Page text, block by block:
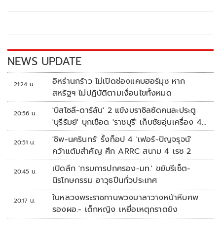
k k
NEWS UPDATE
21:24 น.
อิหร่านกร้าว ไม่เปิดช่องแคบฮอร์มุซ หาก
สหรัฐฯ ไม่ปฏิบัติตามเงื่อนไขทั้งหมด
20:56 น.
'บิสโซลี-ดาร์ลัน' 2 แข้งบราซิลซัดคนละประตู
'บุรีรัมย์' บุกเชือด 'ราชบุรี' เก็บชัยอุ่นเครื่อง 4
นัดรวด
20:51 น.
'ชิพ-นครินทร์' รั้งท็อป 4 'เฟอร์-ปัญจรุจน์'
คว้าแต้มสำคัญ ศึก ARRC สนาม 4 เรซ 2
20:45 น.
เปิดลึก 'กรมการปกครอง-มท.' ขยับรีเซ็ต-
นิรโทษกรรม อาวุธปืนทั่วประเทศ
20:17 น.
ในหลวงพระราชทานพวงมาลาวางหน้าหีบศพ
รองผอ.- เด็กหญิง เหยื่อเหตุกราดยิง